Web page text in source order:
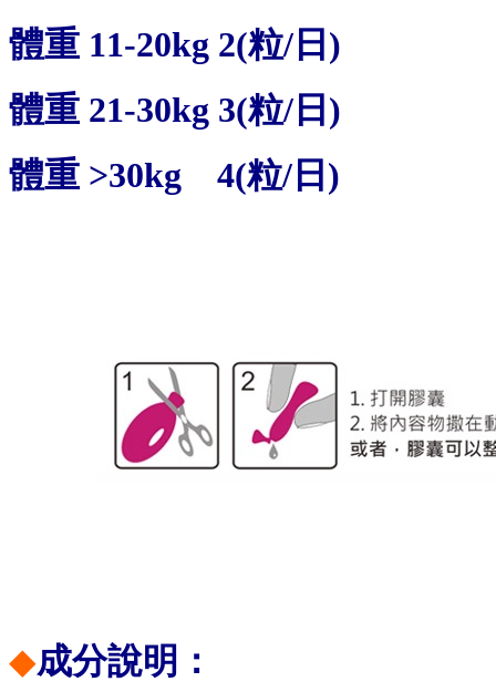
體重 11-20kg 2(粒/日)
體重 21-30kg 3(粒/日)
體重 >30kg 4(粒/日)
◆成分說明：